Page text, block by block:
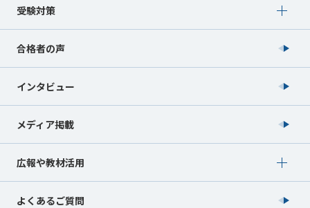
受験対策
Show submenu for 受験対策
合格者の声
インタビュー
メディア掲載
広報や教材活用
Show submenu for 広報や教材活用
よくあるご質問